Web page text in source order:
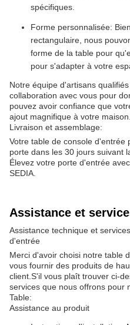
spécifiques.
Forme personnalisée:
rectangulaire, nous
forme de la table pour
pour s'adapter à votre
Notre équipe d'artisans
collaboration avec vous pour
pouvez avoir confiance que
ajout magnifique à votre maison..
Livraison et assemblage:
Votre table de console d'entrée
porte dans les 30 jours suivant
Élevez votre porte d'entrée
SEDIA.
Assistance et
Assistance technique et
d'entrée
Merci d'avoir choisi notre table
vous fournir des produits de
client.S'il vous plaît trouver ci-
services que nous offrons pour
Table:
Assistance au produit